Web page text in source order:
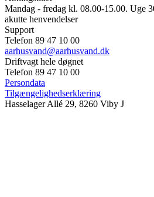
Mandag - fredag kl. 08.00-15.00. Uge
akutte henvendelser
Support
Telefon 89 47 10 00
aarhusvand@aarhusvand.dk
Driftvagt hele døgnet
Telefon 89 47 10 00
Persondata
Tilgængelighedserklæring
Hasselager Allé 29, 8260 Viby J